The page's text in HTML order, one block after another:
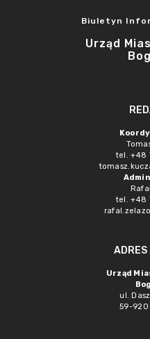
Biuletyn
Urząd
tel. +48
tel. +48
ADRES
Urząd
ul.
59-920